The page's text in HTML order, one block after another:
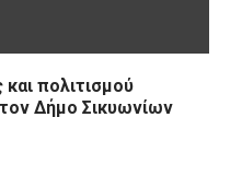
πολιτισμού
τον Δήμο Σικυωνίων